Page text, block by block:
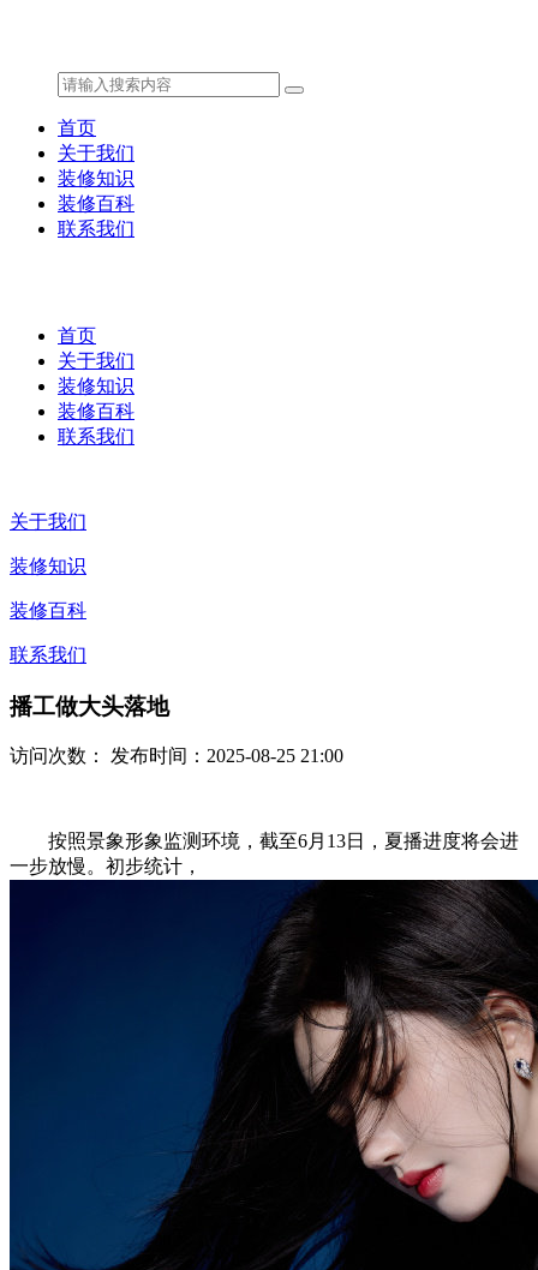
首页
关于我们
装修知识
装修百科
联系我们
首页
关于我们
装修知识
装修百科
联系我们
关于我们
装修知识
装修百科
联系我们
播工做大头落地
访问次数： 发布时间：2025-08-25 21:00
按照景象形象监测环境，截至6月13日，夏播进度将会进
一步放慢。初步统计，